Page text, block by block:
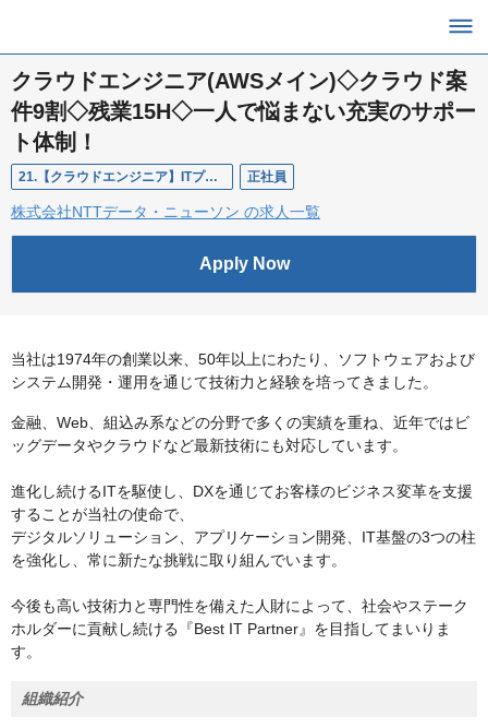
クラウドエンジニア(AWSメイン)◇クラウド案
件9割◇残業15H◇一人で悩まない充実のサポー
ト体制！
21.【クラウドエンジニア】ITプラットフォーム事業部 クラウドインテグレーション統括部 正社員
株式会社NTTデータ・ニューソン の求人一覧
Apply Now
当社は1974年の創業以来、50年以上にわたり、ソフトウェアおよび
システム開発・運用を通じて技術力と経験を培ってきました。
金融、Web、組込み系などの分野で多くの実績を重ね、近年ではビ
ッグデータやクラウドなど最新技術にも対応しています。
進化し続けるITを駆使し、DXを通じてお客様のビジネス変革を支援
することが当社の使命で、
デジタルソリューション、アプリケーション開発、IT基盤の3つの柱
を強化し、常に新たな挑戦に取り組んでいます。
今後も高い技術力と専門性を備えた人財によって、社会やステーク
ホルダーに貢献し続ける『Best IT Partner』を目指してまいりま
す。
組織紹介